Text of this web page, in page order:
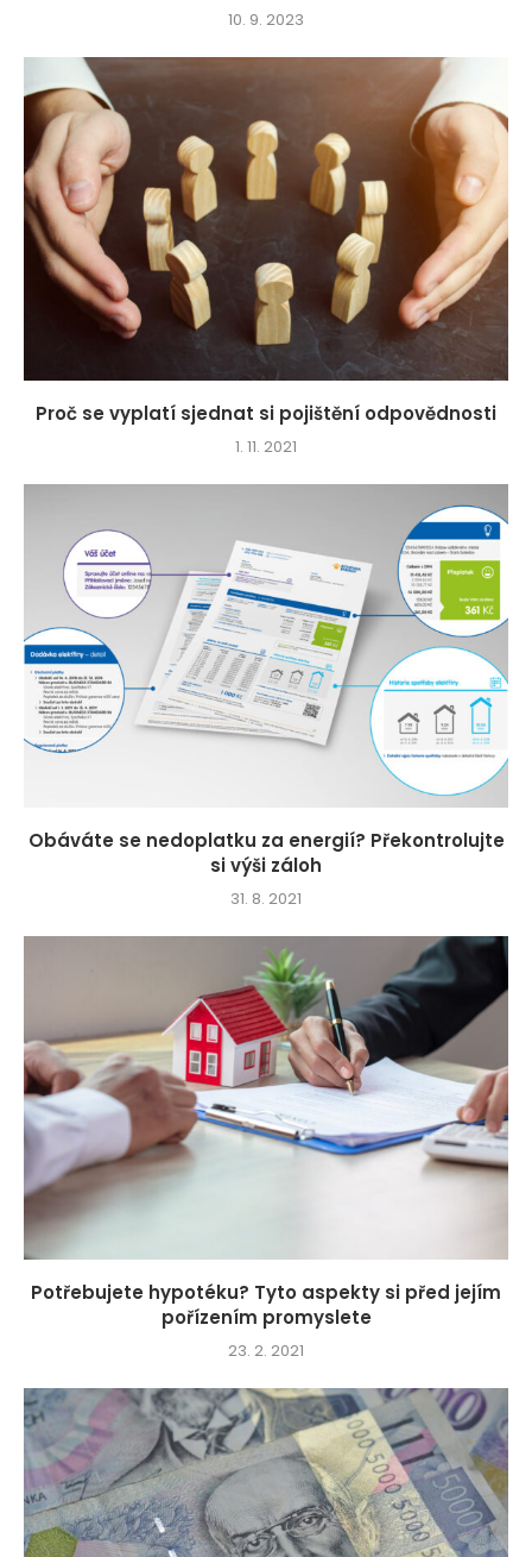
10. 9. 2023
Proč se vyplatí sjednat si pojištění odpovědnosti
1. 11. 2021
Obáváte se nedoplatku za energií? Překontrolujte
si výši záloh
31. 8. 2021
Potřebujete hypotéku? Tyto aspekty si před jejím
pořízením promyslete
23. 2. 2021